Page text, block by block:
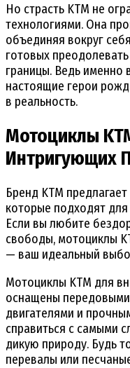
Но страсть KTM не
технологиями. Она
объединяя вокруг
готовых
границы. Ведь именно
настоящие герои
в реальность.
Мотоциклы
Интригующих
Бренд KTM
которые подходят
Если вы любите
свободы, мотоциклы
— ваш идеальный
Мотоциклы KTM для
оснащены
двигателями и
справиться с самыми
дикую природу. Будь
перевалы или